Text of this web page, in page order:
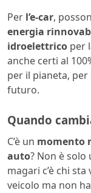
Per l’e-car,
energia
idroelettrico per
anche certi al
per il pianeta,
futuro.
Quando
C’è un momento
auto? Non è
magari c’è chi
veicolo ma non